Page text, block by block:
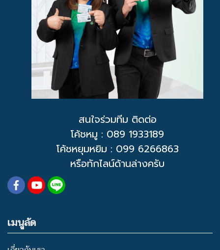
สนใจร่วมทีม ติดต่อ
โค้ชหมู : 089 1933189
โค้ชหยุมหยิม : 099 6266863
หรือทักไลน์ด้านล่างครับ
เมนูลัด